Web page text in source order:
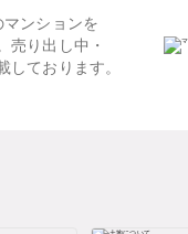
ンションを
売り出し中・
しております。